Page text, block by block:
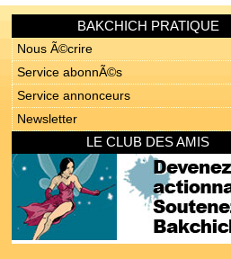
BAKCHICH PRATIQUE
Nous Ã©crire
Service abonnÃ©s
Service annonceurs
Newsletter
LE CLUB DES AMIS